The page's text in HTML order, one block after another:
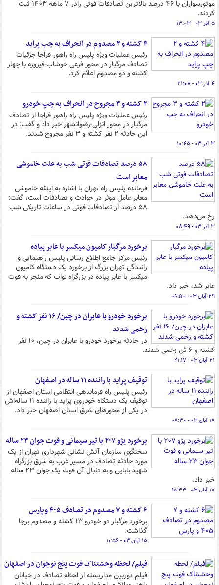
موتورسواران با ۴۶ درصد بالاترین تصادفات فوتی رادر ۷ ماهه ۱۴۰۳ ثبت
کردند.
۵ آذر ۰۳ - ۱۳:۰۳
۴ کشته و ۲ مصدوم در انحراف به چپ پراید
رئیس عملیات ویژه پلیس راه راهور فراجا جزئیات
تصادف مرگبار در محور فرعی خوشاب-فیروزه با چهار
کشته و دو مصدوم اعلام کرد.
۴ آذر ۰۳ - ۲۱:۰۷
۲ کشته و ۳ مجروح در انحراف به چپ خودرو
رئیس عملیات ویژه پلیس راه راهور فراجا از تصادف
مرگبار در محور انزلی-رضوانشهر خبر داد و گفت: در
این حادثه ۲ نفر کشته و ۳ نفر مجروح شدند.
۳ آذر ۰۳ - ۱۰:۴۵
۵۸ درصد تصادفات فوتی شب به علت خاموشی
معابر است
فرمانده پلیس راه تهران با اشاره به اینکه خاموشی
معابر عامل موثر در حوادث و تصادفات است، گفت:
۵۸ درصد از تصادفات فوتی در ساعات تاریکی شب
رخ می‌دهد.
۳ آذر ۰۳ - ۰۸:۴۹
برخورد مرگبار کامیون میکسر با عابر پیاده
رئیس مرکز جامع اطلاع رسانی پلیس راهنمایی و
رانندگی تهران بزرگ از برخورد یک دستگاه کامیون
میکسر با عابر پیاده در بزرگراه نواب که منجر به فوت
عابر شد، خبر داد.
۲۹ آبان ۰۳ - ۰۸:۵۰
برخورد خودرو با عابران در چین/ ۱۶ نفر کشته و
زخمی شدند
در حادثه برخورد خودرو با عابران در چین، ۱۰ نفر
کشته و ۶ تَن زخمی شدند.
۲۱ آبان ۰۳ - ۲۱:۱۷
توقیف پراید با راننده ۱۱ ساله‌ در اصفهان
رئیس پلیس راه فرماندهی انتظامی استان اصفهان از
توقیف یک دستگاه خودروی پراید با راننده ۱۱ ساله‌اش
در یکی از محورهای شرق استان اصفهان خبر داد.
۱۸ آبان ۰۳ - ۰۸:۳۰
برخورد پژو ۲۰۷ با تیر سیمانی و فوت جوان ۲۳ ساله
سخنگوی سازمان آتش نشانی شهرداری تهران از یک
مورد حادثه تصادف در مسیر غرب به شرق بزرگراه
شهید بابایی و به دنبال آن فوت یک جوان ۲۳ ساله
خبر داد.
۱۷ آبان ۰۳ - ۱۵:۳۳
۶ کشته و ۷ مصدوم در تصادف ۴۰۵ و پارس
برخورد مرگبار دو خودرو ۱۳ کشته و مصدوم برجا
گذاشت.
۱۵ آبان ۰۳ - ۱۰:۵۶
فیلم/ لحظه وحشتناک فوت پنج نوجوان در اصفهان
فیلم دوربین مداربسته از لحظه تصادف در خیابان